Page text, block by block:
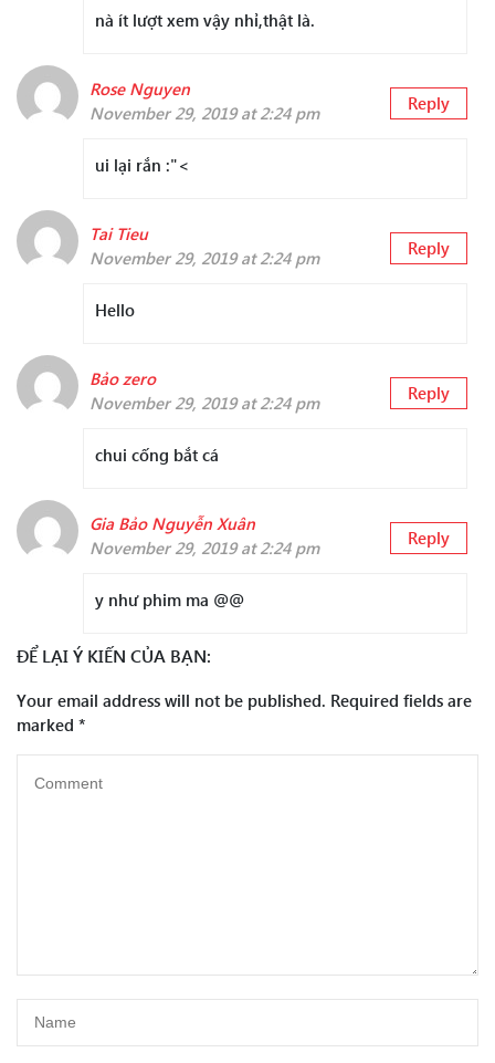
nà ít lượt xem vậy nhỉ,thật là.
Rose Nguyen
November 29, 2019 at 2:24 pm
Reply
ui lại rắn :"<
Tai Tieu
November 29, 2019 at 2:24 pm
Reply
Hello
Bảo zero
November 29, 2019 at 2:24 pm
Reply
chui cống bắt cá
Gia Bảo Nguyễn Xuân
November 29, 2019 at 2:24 pm
Reply
y như phim ma @@
ĐỂ LẠI Ý KIẾN CỦA BẠN:
Your email address will not be published. Required fields are
marked *